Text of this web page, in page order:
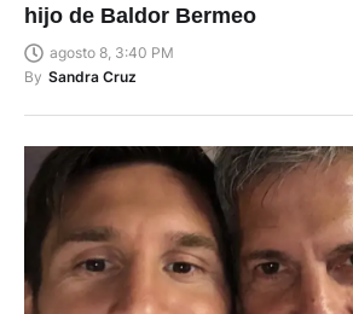
hijo de Baldor Bermeo
agosto 8, 3:40 PM
By Sandra Cruz